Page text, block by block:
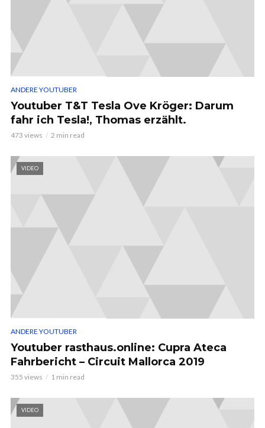
ANDERE YOUTUBER
Youtuber T&T Tesla Ove Kröger: Darum
fahr ich Tesla!, Thomas erzählt.
473 views 2 min read
VIDEO
ANDERE YOUTUBER
Youtuber rasthaus.online: Cupra Ateca
Fahrbericht – Circuit Mallorca 2019
355 views 1 min read
VIDEO